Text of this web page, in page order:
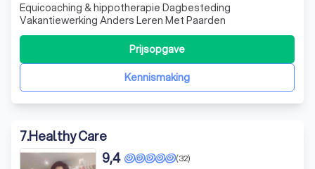
Equicoaching & hippotherapie Dagbesteding
Vakantiewerking Anders Leren Met Paarden
Kennismaking
Prijsopgave
7.Healthy Care
(32)
9,4